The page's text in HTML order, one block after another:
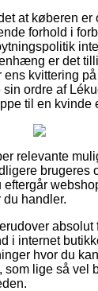
at køberen
forhold i
er det
kvittering
ordre af
til en kvinde
relevante
brugeres
eftergår
du handler.
i internet
hvor du
som lige så vel